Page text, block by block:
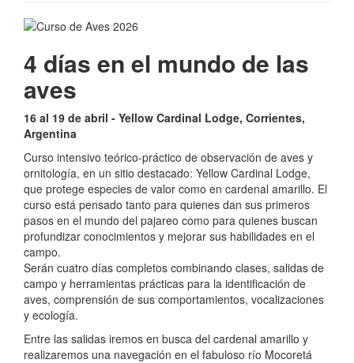
4 días en el mundo de las
aves
16 al 19 de abril - Yellow Cardinal Lodge, Corrientes,
Argentina
Curso intensivo teórico-práctico de observación de aves y
ornitología, en un sitio destacado: Yellow Cardinal Lodge,
que protege especies de valor como en cardenal amarillo. El
curso está pensado tanto para quienes dan sus primeros
pasos en el mundo del pajareo como para quienes buscan
profundizar conocimientos y mejorar sus habilidades en el
campo.
Serán cuatro días completos combinando clases, salidas de
campo y herramientas prácticas para la identificación de
aves, comprensión de sus comportamientos, vocalizaciones
y ecología.
Entre las salidas iremos en busca del cardenal amarillo y
realizaremos una navegación en el fabuloso río Mocoretá